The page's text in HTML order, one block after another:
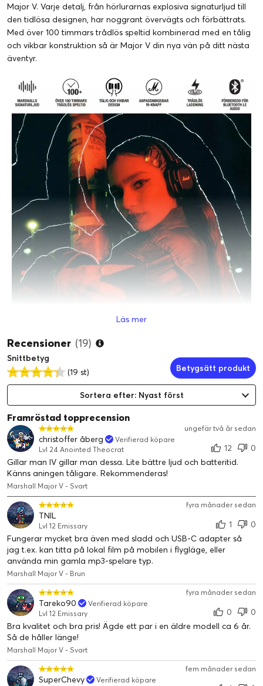
Major V. Varje detalj, från hörlurarnas explosiva signaturljud till
den tidlösa designen, har noggrant övervägts och förbättrats.
Med över 100 timmars trådlös speltid kombinerad med en tålig
och vikbar konstruktion så är Major V din nya vän på ditt nästa
äventyr.
MARSHALLS SIGNATURLJUD
Mullrande bas, mjukt mellanregister och krispig diskant. Major
V ger dig signaturljudet från Marshall som du känner igen och
ÖVER 100 TIMMARS TRÅDLÖS SPELTID
Major V följer med dig på ditt nästa äventyr. Med över 100
timmars trådlös speltid klarar du dig i flera dagar.
Läs mer
Recensioner (19)
Snittbetyg
(19 st)
Betygsätt produkt
Sortera efter: Nyast först
Framröstad topprecension
ungefär två år sedan
christoffer åberg
Verifierad köpare
Lvl 24 Anointed Theocrat
12
0
Gillar man IV gillar man dessa. Lite bättre ljud och batteritid.
Känns aningen tåligare. Rekommenderas!
Marshall Major V - Svart
fyra månader sedan
TNIL
Lvl 12 Emissary 1
0
Fungerar mycket bra även med sladd och USB-C adapter så
jag t.ex. kan titta på lokal film på mobilen i flygläge, eller
använda min gamla mp3-spelare typ.
Marshall Major V - Brun
fyra månader sedan
Tareko90
Verifierad köpare
Lvl 12 Emissary
0
0
Bra kvalitet och bra pris! Ägde ett par i en äldre modell ca 6 år.
Så de håller länge!
Marshall Major V - Svart
fem månader sedan
SuperChevy
Verifierad köpare